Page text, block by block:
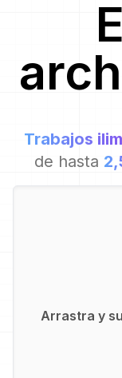
Trabajos
de hasta
Arrastra y